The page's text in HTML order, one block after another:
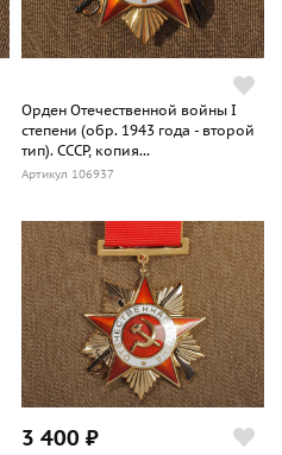
Орден Отечественной войны I
степени (обр. 1943 года - второй
тип). СССР, копия...
Артикул 106937
3 400 ₽